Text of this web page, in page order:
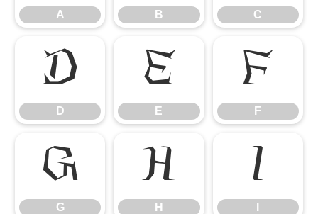
A B C
D
D
E
E
F
F
G
G
H
H
I